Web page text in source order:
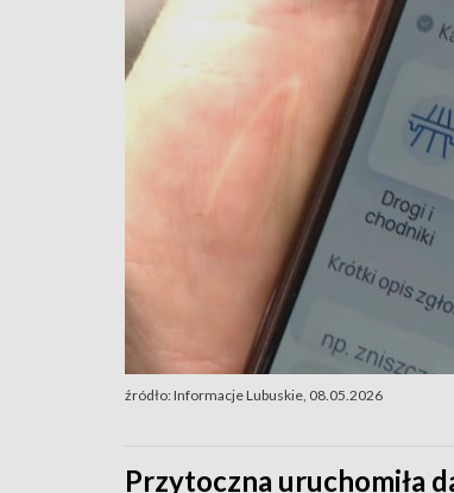
źródło: Informacje Lubuskie, 08.05.2026
Przytoczna uruchomiła